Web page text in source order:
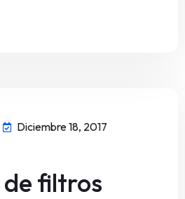
Diciembre 18, 2017
filtros